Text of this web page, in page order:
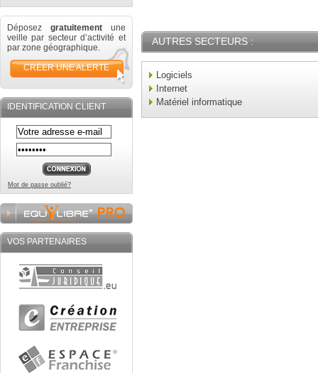
Déposez gratuitement une
veille par secteur d’activité et
par zone géographique.
CRÉER UNE ALERTE
IDENTIFICATION CLIENT
Mot de passe oublié?
VOS PARTENAIRES
AUTRES SECTEURS :
Logiciels
Internet
Matériel informatique